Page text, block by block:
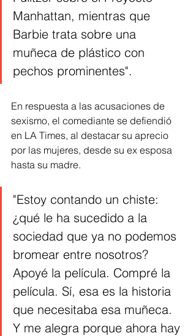
Manhattan, mientras que
Barbie trata sobre una
muñeca de plástico con
pechos prominentes".
En respuesta a las acusaciones de
sexismo, el comediante se defiendió
en LA Times, al destacar su aprecio
por las mujeres, desde su ex esposa
hasta su madre.
"Estoy contando un chiste:
¿qué le ha sucedido a la
sociedad que ya no podemos
bromear entre nosotros?
Apoyé la película. Compré la
película. Sí, esa es la historia
que necesitaba esa muñeca.
Y me alegra porque ahora hay